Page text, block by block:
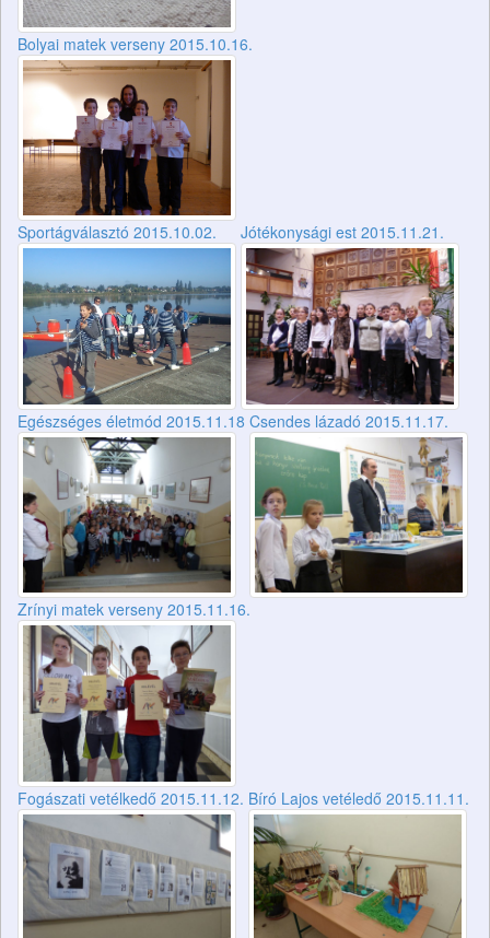
Bolyai matek verseny 2015.10.16.
Sportágválasztó 2015.10.02. Jótékonysági est 2015.11.21.
Egészséges életmód 2015.11.18 Csendes lázadó 2015.11.17.
Zrínyi matek verseny 2015.11.16.
Fogászati vetélkedő 2015.11.12. Bíró Lajos vetéledő 2015.11.11.